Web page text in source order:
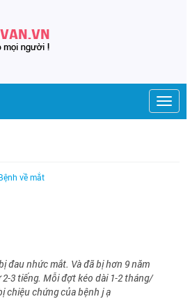
về mắt
đau nhức mắt. Và đã bị hơn 9 năm
3 tiếng. Mỗi đợt kéo dài 1-2 tháng/
chiệu chứng của bệnh j ạ